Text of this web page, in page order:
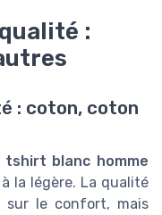
:
: coton, coton
tshirt blanc homme
la légère. La qualité
sur le confort, mais